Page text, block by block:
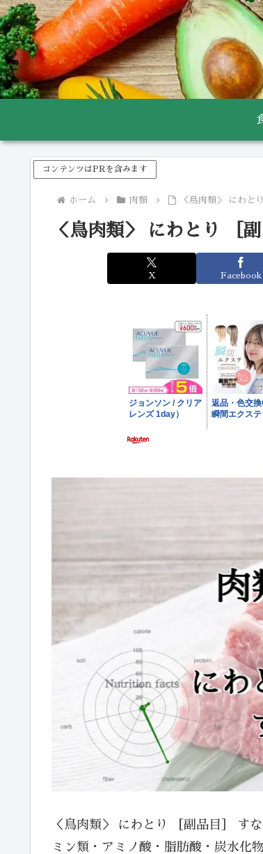
コンテンツはPRを含みます
ホーム 肉類 ＜鳥肉類＞ にわと
＜鳥肉類＞ にわとり ［
X Facebook
＜鳥肉類＞ にわとり ［副品目］ す
ミン類・アミノ酸・脂肪酸・炭水化